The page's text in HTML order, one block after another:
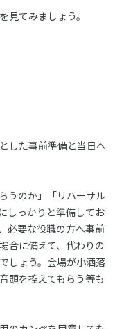
見てみましょう。
した事前準備と当日へ
うのか」「リハーサル
しっかりと準備してお
必要な役職の方へ事前
合に備えて、代わりの
しょう。会場が小洒落
頭を控えてもらう等も